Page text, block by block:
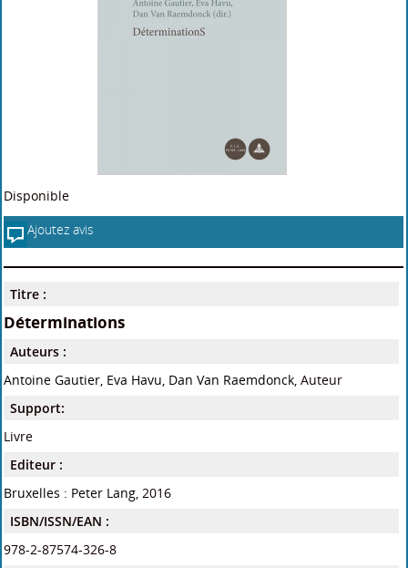
Disponible
Ajoutez avis
Titre :
Déterminations
Auteurs :
Antoine Gautier, Eva Havu, Dan Van Raemdonck, Auteur
Support:
Livre
Editeur :
Bruxelles : Peter Lang, 2016
ISBN/ISSN/EAN :
978-2-87574-326-8